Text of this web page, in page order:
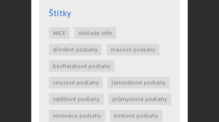
Štítky
AKCE obklady stěn
dřevěné podlahy masivní podlahy
bezftalátové podlahy
vinylové podlahy laminátové podlahy
zátěžové podlahy průmyslové podlahy
renovace podlahy korkové podlahy